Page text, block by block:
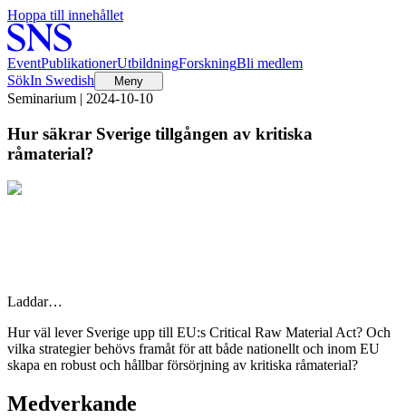
Hoppa till innehållet
EventPublikationerUtbildningForskningBli medlem
SökIn Swedish Meny
Seminarium | 2024-10-10
Hur säkrar Sverige tillgången av kritiska
råmaterial?
Laddar…
Hur väl lever Sverige upp till EU:s Critical Raw Material Act? Och
vilka strategier behövs framåt för att både nationellt och inom EU
skapa en robust och hållbar försörjning av kritiska råmaterial?
Medverkande